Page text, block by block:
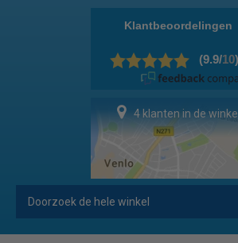
4 klanten in de winkel